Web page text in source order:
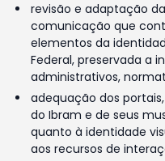
revisão e adaptação
comunicação que
elementos da
Federal, preservada a
administrativos,
adequação dos
do Ibram e de seus
quanto à identidade
aos recursos de